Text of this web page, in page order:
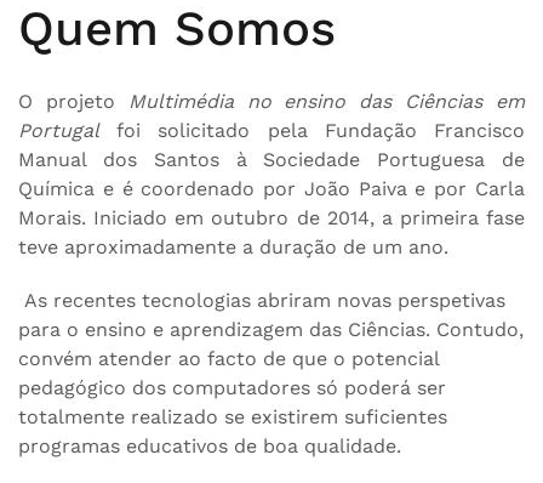
Quem Somos
O projeto Multimédia no ensino das Ciências em
Portugalfoi solicitado pela Fundação Francisco
Manual dos Santos à Sociedade Portuguesa de
Química e é coordenado por João Paiva e por Carla
Morais. Iniciado em outubro de 2014, a primeira fase
teve aproximadamente a duração de um ano.
As recentes tecnologias abriram novas perspetivas
para o ensino e aprendizagem das Ciências. Contudo,
convém atender ao facto de que o potencial
pedagógico dos computadores só poderá ser
totalmente realizado se existirem suficientes
programas educativos de boa qualidade.